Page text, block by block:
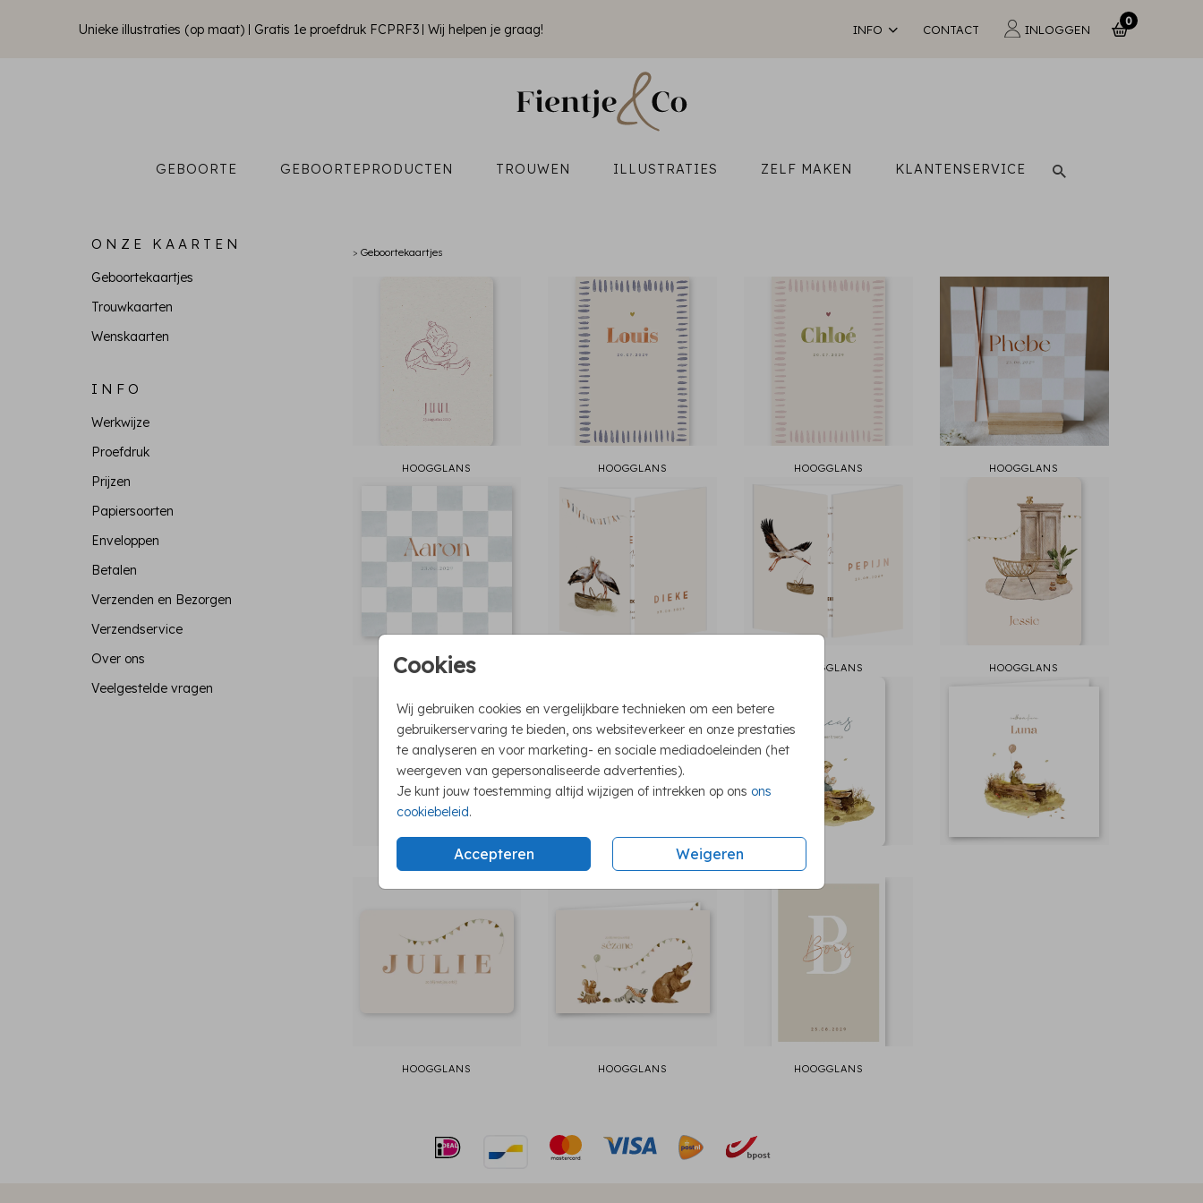
Unieke illustraties (op maat) Gratis 1e proefdruk FCPRF3 Wij helpen je graag! INFO CONTACT INLOGGEN
0
GEBOORTE GEBOORTEPRODUCTEN TROUWEN ILLUSTRATIES ZELF MAKEN KLANTENSERVICE
Cookies
Wij gebruiken cookies en vergelijkbare technieken om een betere
gebruikerservaring te bieden, ons websiteverkeer en onze prestaties
te analyseren en voor marketing- en sociale mediadoeleinden (het
weergeven van gepersonaliseerde advertenties).
Je kunt jouw toestemming altijd wijzigen of intrekken op ons ons
cookiebeleid.
Accepteren Weigeren
ONZE KAARTEN
Geboortekaartjes
Trouwkaarten
Wenskaarten
INFO
Werkwijze
Proefdruk
Prijzen
Papiersoorten
Enveloppen
Betalen
Verzenden en Bezorgen
Verzendservice
Over ons
Veelgestelde vragen
> Geboortekaartjes
HOOGGLANS HOOGGLANS HOOGGLANS HOOGGLANS
HOOGGLANS HOOGGLANS HOOGGLANS
HOOGGLANS HOOGGLANS HOOGGLANS